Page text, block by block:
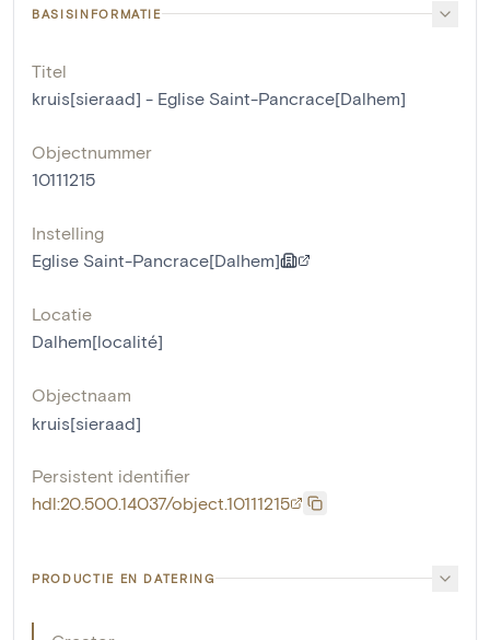
BASISINFORMATIE
Titel
kruis[sieraad] - Eglise Saint-Pancrace[Dalhem]
Objectnummer
10111215
Instelling
Eglise Saint-Pancrace[Dalhem]
Locatie
Dalhem[localité]
Objectnaam
kruis[sieraad]
Persistent identifier
hdl:20.500.14037/object.10111215
PRODUCTIE EN DATERING